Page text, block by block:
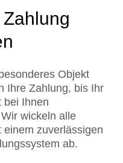
Objekt
Ihre Zahlung, bis Ihr
bei Ihnen
wickeln alle
einem zuverlässigen
ab.